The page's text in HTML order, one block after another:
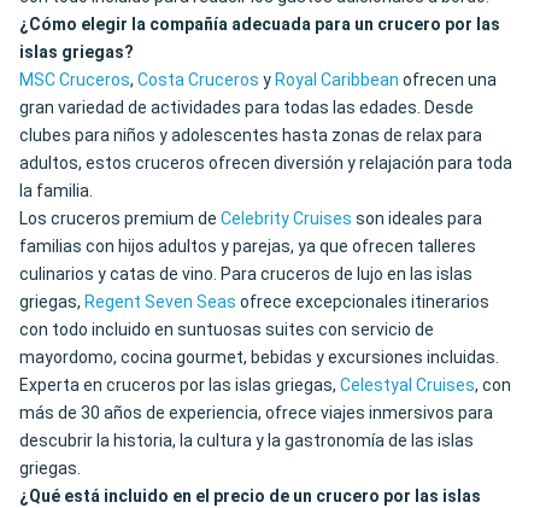
¿Cómo elegir la compañía adecuada para un crucero por las
islas griegas?
MSC Cruceros, Costa Cruceros y Royal Caribbean ofrecen una
gran variedad de actividades para todas las edades. Desde
clubes para niños y adolescentes hasta zonas de relax para
adultos, estos cruceros ofrecen diversión y relajación para toda
la familia.
Los cruceros premium de Celebrity Cruises son ideales para
familias con hijos adultos y parejas, ya que ofrecen talleres
culinarios y catas de vino. Para cruceros de lujo en las islas
griegas, Regent Seven Seas ofrece excepcionales itinerarios
con todo incluido en suntuosas suites con servicio de
mayordomo, cocina gourmet, bebidas y excursiones incluidas.
Experta en cruceros por las islas griegas, Celestyal Cruises, con
más de 30 años de experiencia, ofrece viajes inmersivos para
descubrir la historia, la cultura y la gastronomía de las islas
griegas.
¿Qué está incluido en el precio de un crucero por las islas